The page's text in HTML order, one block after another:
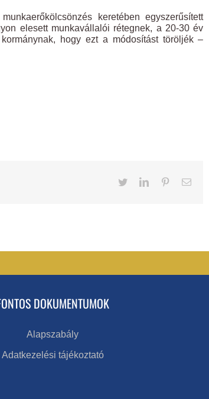
keretében egyszerűsített
elesett munkavállalói rétegnek, a 20-30 év
hogy ezt a módosítást töröljék –
TwitterLinkedInPinterestEmail
DOKUMENTUMOK
Alapszabály
Adatkezelési tájékoztató